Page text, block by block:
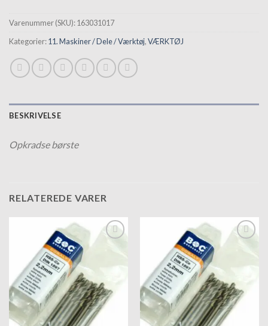
Varenummer (SKU):163031017
Kategorier:11. Maskiner / Dele / Værktøj,VÆRKTØJ
BESKRIVELSE
Opkradse børste
RELATEREDE VARER